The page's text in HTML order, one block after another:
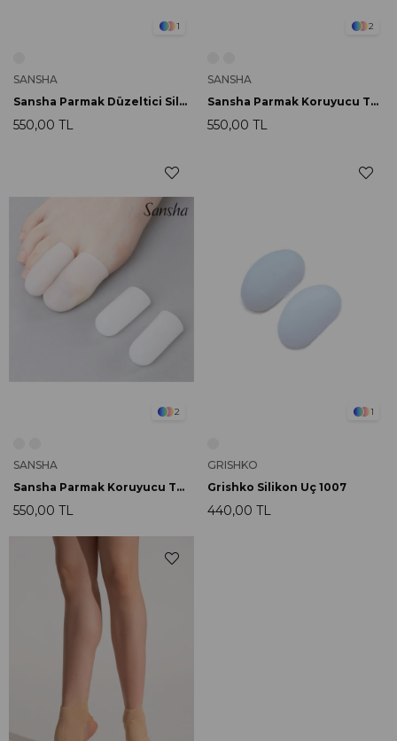
1
SANSHA
Sansha Parmak Düzeltici Silikon 01
550,00 TL
2
SANSHA
Sansha Parmak Koruyucu Tüp Silikon 02
550,00 TL
2
SANSHA
Sansha Parmak Koruyucu Tüp Silikon 03
550,00 TL
1
GRISHKO
Grishko Silikon Uç 1007
440,00 TL